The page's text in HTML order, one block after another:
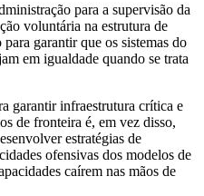
para a supervisão da
voluntária na estrutura de
garantir que os sistemas do
em igualdade quando se trata
garantir infraestrutura crítica e
de fronteira é, em vez disso,
estratégias de
ofensivas dos modelos de
caírem nas mãos de